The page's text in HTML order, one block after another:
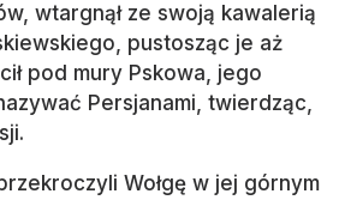
wtargnął ze swoją kawalerią
pustosząc je aż
pod mury Pskowa, jego
Persjanami, twierdząc,
Wołgę w jej górnym